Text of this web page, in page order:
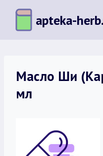
Перейти
содержимому
apteka-
Масло Ши
мл